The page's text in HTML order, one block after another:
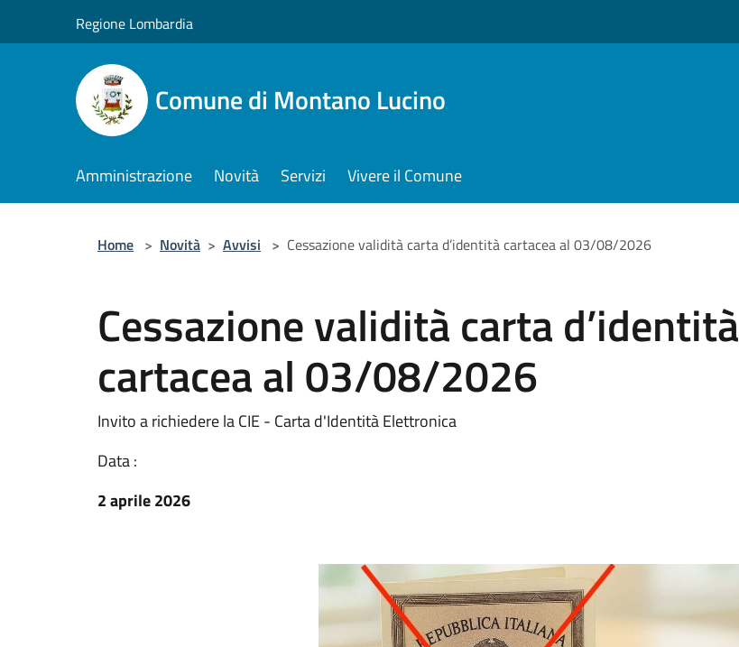
Regione Lombardia
Comune di Montano Lucino
Amministrazione Novità Servizi Vivere il Comune
Home > Novità > Avvisi > Cessazione validità carta d’identità cartacea al 03/08/2026
Cessazione validità carta d’identità
cartacea al 03/08/2026
Invito a richiedere la CIE - Carta d'Identità Elettronica
Data :
2 aprile 2026